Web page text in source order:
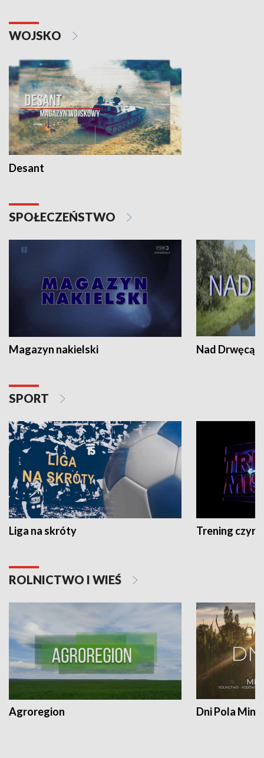
WOJSKO
Desant
SPOŁECZEŃSTWO
Magazyn nakielski Nad Drwęcą
SPORT
Liga na skróty Trening czyni
ROLNICTWO I WIEŚ
Agroregion Dni Pola